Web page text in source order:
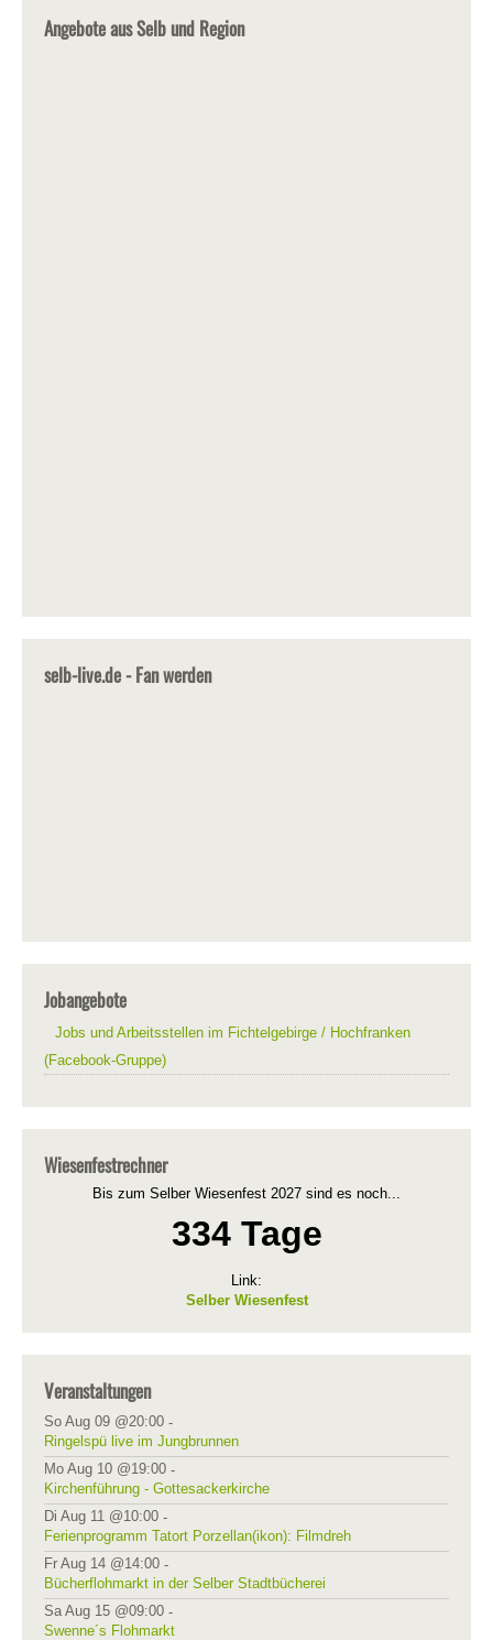
Angebote aus Selb und Region
selb-live.de - Fan werden
Jobangebote
Jobs und Arbeitsstellen im Fichtelgebirge / Hochfranken
(Facebook-Gruppe)
Wiesenfestrechner
Bis zum Selber Wiesenfest 2027 sind es noch...
334 Tage
Link:
Selber Wiesenfest
Veranstaltungen
So Aug 09 @20:00 -
Ringelspü live im Jungbrunnen
Mo Aug 10 @19:00 -
Kirchenführung - Gottesackerkirche
Di Aug 11 @10:00 -
Ferienprogramm Tatort Porzellan(ikon): Filmdreh
Fr Aug 14 @14:00 -
Bücherflohmarkt in der Selber Stadtbücherei
Sa Aug 15 @09:00 -
Swenne´s Flohmarkt